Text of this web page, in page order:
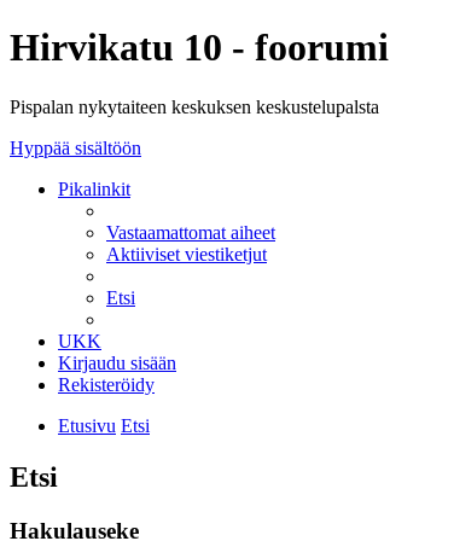
Hirvikatu 10 - foorumi
Pispalan nykytaiteen keskuksen keskustelupalsta
Hyppää sisältöön
Pikalinkit
Vastaamattomat aiheet
Aktiiviset viestiketjut
Etsi
UKK
Kirjaudu sisään
Rekisteröidy
Etusivu Etsi
Etsi
Hakulauseke